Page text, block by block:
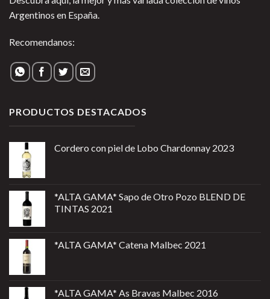
Argentinos en España.
Recomendanos:
PRODUCTOS DESTACADOS
Cordero con piel de Lobo Chardonnay 2023
*ALTA GAMA* Sapo de Otro Pozo BLEND DE
TINTAS 2021
*ALTA GAMA* Catena Malbec 2021
*ALTA GAMA* As Bravas Malbec 2016